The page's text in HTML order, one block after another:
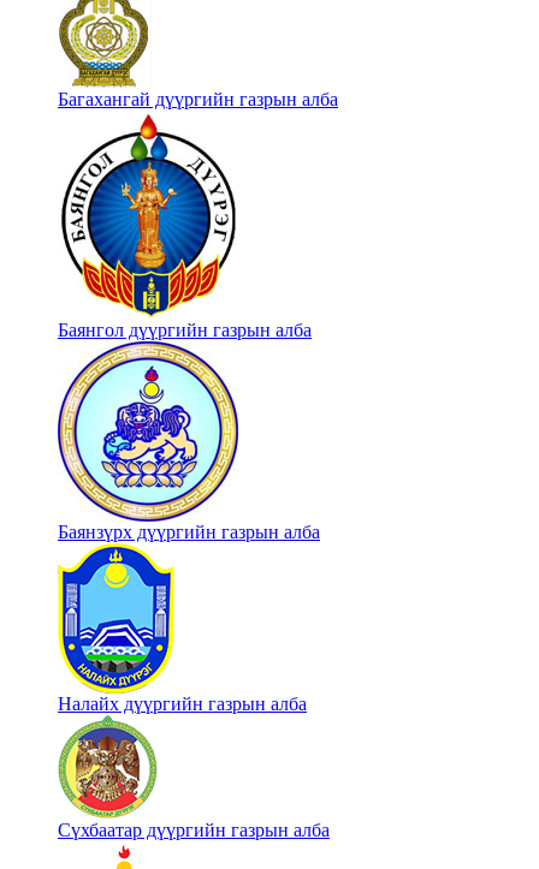
Багахангай дүүргийн газрын алба
Баянгол дүүргийн газрын алба
Баянзүрх дүүргийн газрын алба
Налайх дүүргийн газрын алба
Сүхбаатар дүүргийн газрын алба